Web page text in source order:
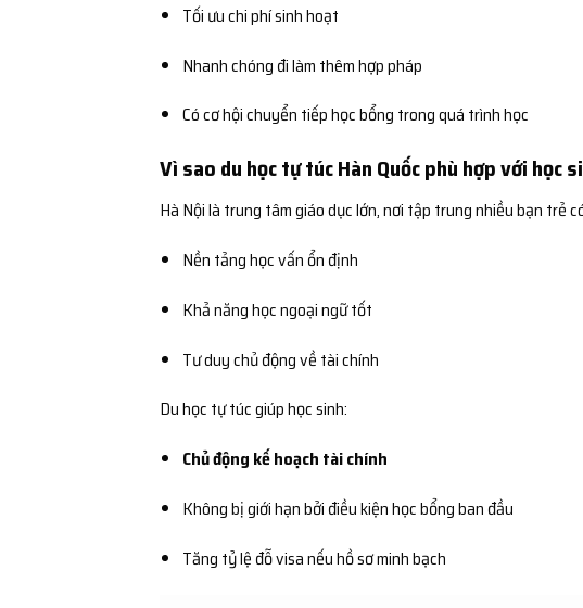
Tối ưu chi phí sinh hoạt
Nhanh chóng đi làm thêm hợp pháp
Có cơ hội chuyển tiếp học bổng trong quá trình học
Vì sao du học tự túc Hàn Quốc phù hợp với học
Hà Nội là trung tâm giáo dục lớn, nơi tập trung nhiều bạn trẻ
Nền tảng học vấn ổn định
Khả năng học ngoại ngữ tốt
Tư duy chủ động về tài chính
Du học tự túc giúp học sinh:
Chủ động kế hoạch tài chính
Không bị giới hạn bởi điều kiện học bổng ban đầu
Tăng tỷ lệ đỗ visa nếu hồ sơ minh bạch